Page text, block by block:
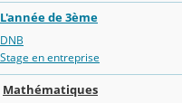
L'année de 3ème
DNB
Stage en entreprise
Mathématiques